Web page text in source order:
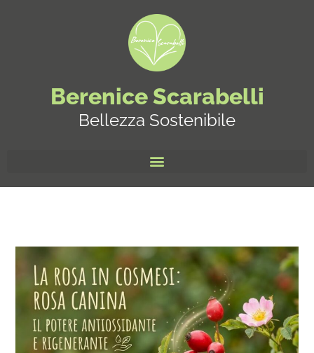
Berenice Scarabelli
Bellezza Sostenibile